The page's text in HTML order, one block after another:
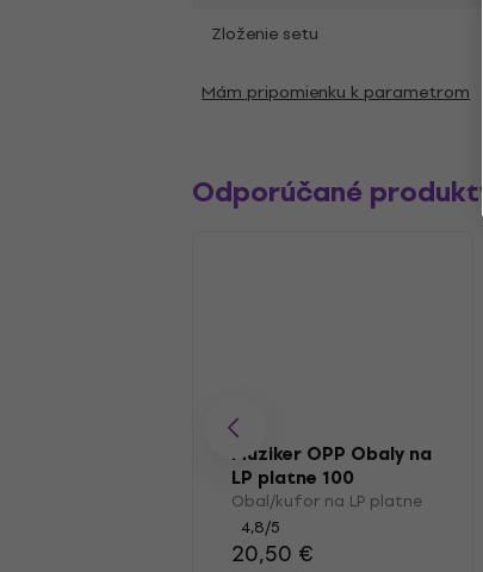
Zloženie setu
Mám pripomienku k parametrom
Odporúčané produkty
Muziker OPP Obaly na
LP platne 100
Obal/kufor na LP platne
4,8/5
20,50 €